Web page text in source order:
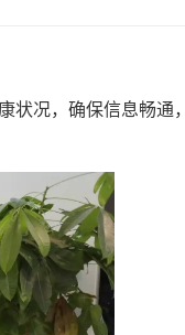
状况，确保信息畅通